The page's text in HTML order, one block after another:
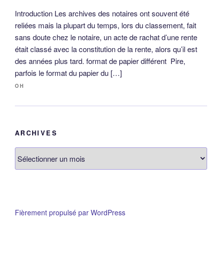
Introduction Les archives des notaires ont souvent été
reliées mais la plupart du temps, lors du classement, fait
sans doute chez le notaire, un acte de rachat d’une rente
était classé avec la constitution de la rente, alors qu’il est
des années plus tard. format de papier différent Pire,
parfois le format du papier du […]
OH
ARCHIVES
Fièrement propulsé par WordPress